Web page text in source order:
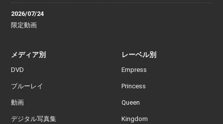
2026/07/24
限定動画
メディア別
DVD
ブルーレイ
動画
デジタル写真集
レーベル別
Empress
Princess
Queen
Kingdom